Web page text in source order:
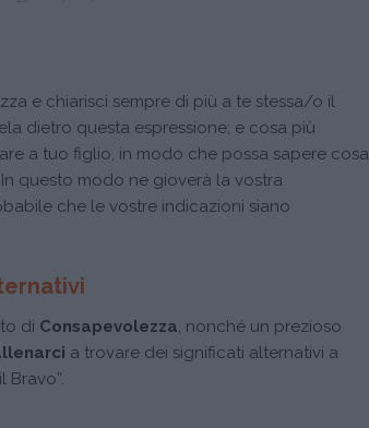
e chiarisci sempre di più a te stessa/o il
dietro questa espressione; e cosa più
a tuo figlio, in modo che possa sapere cosa
questo modo ne gioverà la vostra
che le vostre indicazioni siano
di Consapevolezza, nonché un prezioso
a trovare dei significati alternativi a
Bravo”.